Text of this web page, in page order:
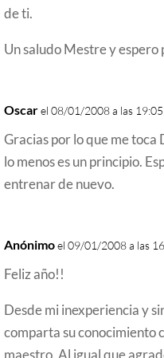
de ti.
Un saludo Mestre y
Oscar el 08/01/2008 a las 19:05
Gracias por lo que me toca
lo menos es un principio.
entrenar de nuevo.
Anónimo el 09/01/2008 a las
Feliz año!!
Desde mi inexperiencia y
comparta su conocimiento
maestro. Al igual que